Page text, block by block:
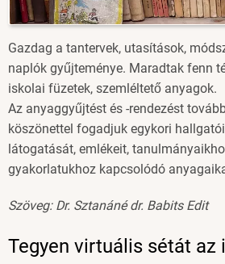
Gazdag a tantervek, utasítások,
naplók gyűjteménye. Maradtak fenn
iskolai füzetek, szemléltető anyagok.
Az anyaggyűjtést és -rendezést
köszönettel fogadjuk egykori
látogatását, emlékeit,
gyakorlatukhoz kapcsolódó
Szöveg: Dr. Sztanáné dr. Babits Edit
Tegyen virtuális sétát